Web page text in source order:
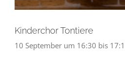
Kinderchor Tontiere
10 September um 16:30 bis